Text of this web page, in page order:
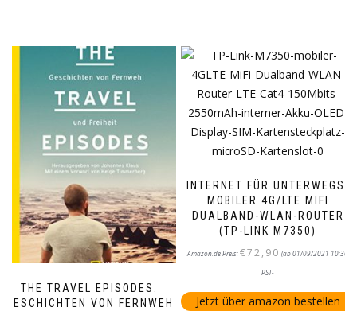
THE TRAVEL EPISODES:
GESCHICHTEN VON FERNWEH
INTERNET FÜR UNTERWEGS:
MOBILER 4G/LTE MIFI
DUALBAND-WLAN-ROUTER
(TP-LINK M7350)
Amazon.de Preis:€72,90 (ab 01/09/2021 10:36
PST-
Jetzt über amazon bestellen